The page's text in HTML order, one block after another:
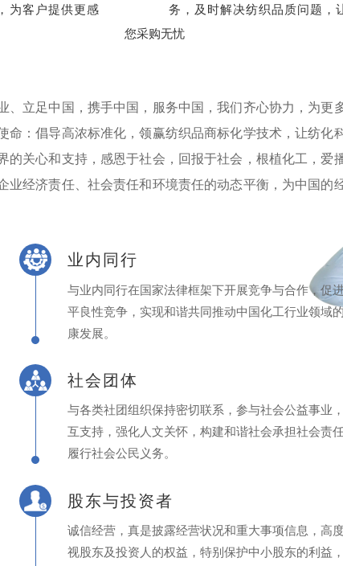
为客户提供更感
务，及时解决纺织品质问题，
您采购无忧
立足中国，携手中国，服务中国，我们齐心协力，为更
：倡导高浓标准化，领赢纺织品商标化学技术，让纺化
关心和支持，感恩于社会，回报于社会，根植化工，爱
经济责任、社会责任和环境责任的动态平衡，为中国的
业内同行
与业内同行在国家法律框架下开展竞争与合作，促
平良性竞争，实现和谐共同推动中国化工行业领域
康发展。
社会团体
与各类社团组织保持密切联系，参与社会公益事业
互支持，强化人文关怀，构建和谐社会承担社会责任
履行社会公民义务。
股东与投资者
诚信经营，真是披露经营状况和重大事项信息，高
视股东及投资人的权益，特别保护中小股东的利益